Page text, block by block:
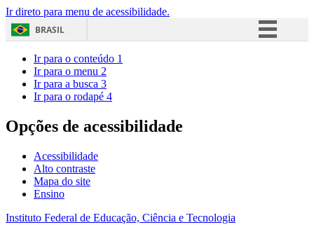
Ir direto para menu de acessibilidade.
BRASIL
Acesso à informação
Ir para o conteúdo 1
Ir para o menu 2
Ir para a busca 3
Ir para o rodapé 4
Opções de acessibilidade
Acessibilidade
Alto contraste
Mapa do site
Ensino
Instituto Federal de Educação, Ciência e Tecnologia